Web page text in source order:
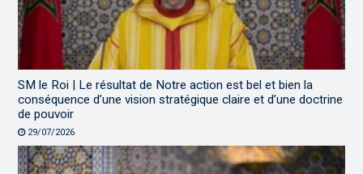
SM le Roi | Le résultat de Notre action est bel et bien la
conséquence d’une vision stratégique claire et d’une doctrine
de pouvoir
29/07/2026